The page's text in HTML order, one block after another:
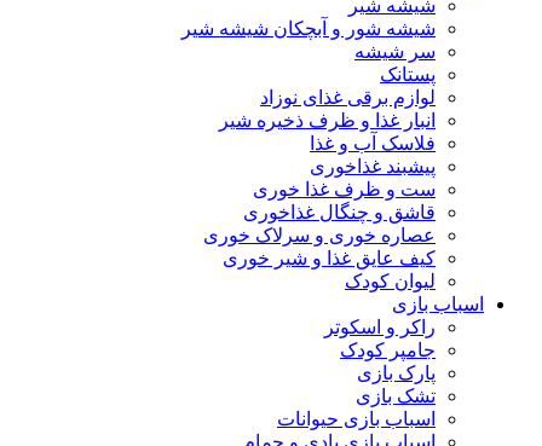
شیشه شیر
شیشه ‌شور و آبچکان شیشه‌ شیر
سر شیشه
پستانک
لوازم برقی غذای نوزاد
انبار غذا و ظرف ذخیره شیر
فلاسک آب و غذا
پیشبند غذاخوری
ست و ظرف غذا خوری
قاشق و چنگال غذاخوری
عصاره خوری و سرلاک خوری
کیف عایق غذا و شیر خوری
لیوان کودک
اسباب بازی
راکر و اسکوتر
جامپر کودک
پارک بازی
تشک بازی
اسباب بازی حیوانات
اسباب بازی بادی و حمام